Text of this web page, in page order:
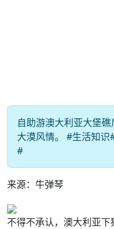
自助游澳大利亚大堡
大漠风情。 #生活知
#
来源：牛弹琴
不得不承认，澳大利亚下